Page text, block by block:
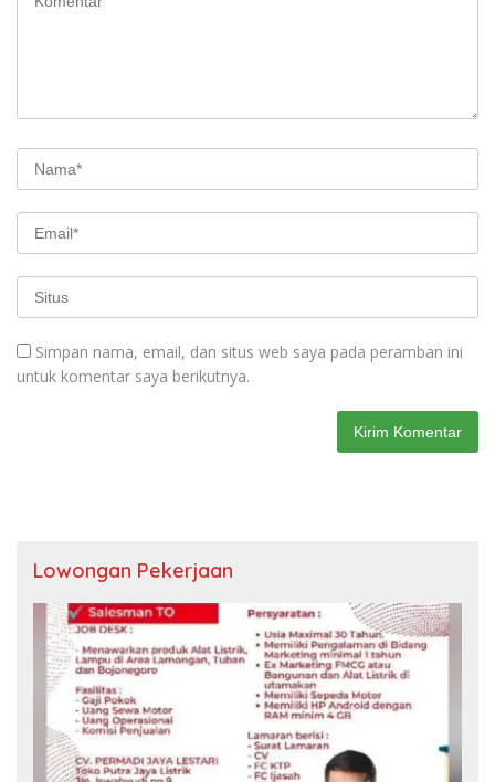
Simpan nama, email, dan situs web saya pada peramban ini
untuk komentar saya berikutnya.
Lowongan Pekerjaan